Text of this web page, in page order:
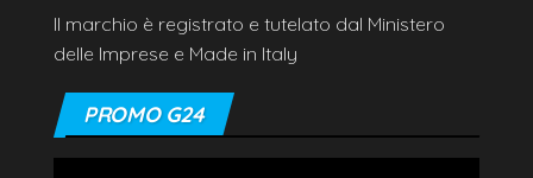
Il marchio è registrato e tutelato dal Ministero
delle Imprese e Made in Italy
PROMO G24